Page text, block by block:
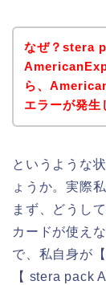
なぜ？stera
ら、
エラーが発生
というような
ょうか。実際
まず、どうし
カードが使え
で、私自身が
【 stera pack